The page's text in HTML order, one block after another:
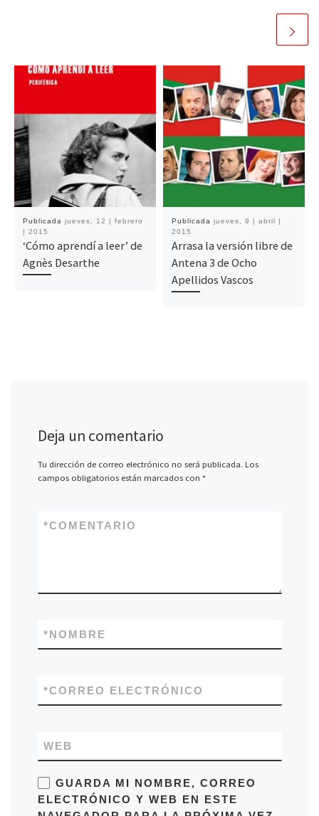
Publicada jueves, 12 | febrero
| 2015
‘Cómo aprendí a leer’ de
Agnès Desarthe
Publicada jueves, 9 | abril |
2015
Arrasa la versión libre de
Antena 3 de Ocho
Apellidos Vascos
Deja un comentario
Tu dirección de correo electrónico no será publicada. Los
campos obligatorios están marcados con *
COMENTARIO
*
NOMBRE
*
CORREO ELECTRÓNICO
*
WEB
GUARDA MI NOMBRE, CORREO
ELECTRÓNICO Y WEB EN ESTE